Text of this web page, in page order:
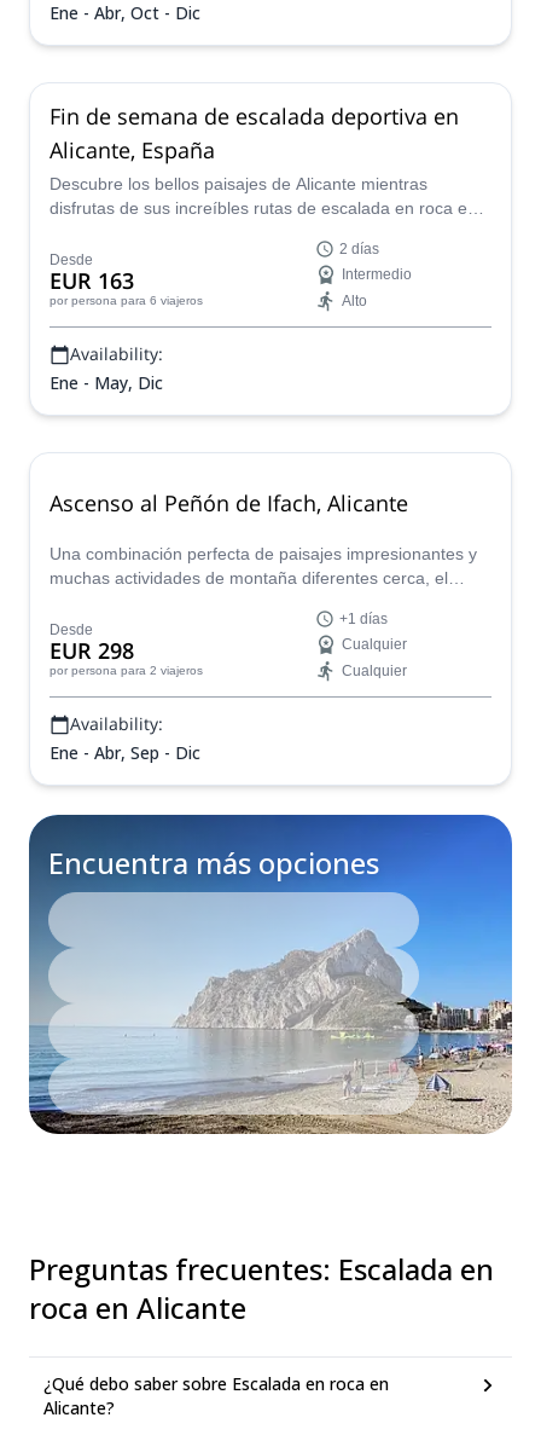
Ene - Abr, Oct - Dic
Fin de semana de escalada deportiva en
Alicante, España
Descubre los bellos paisajes de Alicante mientras
disfrutas de sus increíbles rutas de escalada en roca en
de montaña certificado por AEGM-UIMLA.
Desde
EUR 163
por persona para 6 viajeros
2 días
Intermedio
Alto
Availability:
Ene - May, Dic
Ascenso al Peñón de Ifach, Alicante
Una combinación perfecta de paisajes impresionantes y
muchas actividades de montaña diferentes cerca, el
no técnicos.
Desde
EUR 298
por persona para 2 viajeros
+1 días
Cualquier
Cualquier
Availability:
Ene - Abr, Sep - Dic
Encuentra más opciones
Preguntas frecuentes: Escalada en
roca en Alicante
¿Qué debo saber sobre Escalada en roca en
Alicante?